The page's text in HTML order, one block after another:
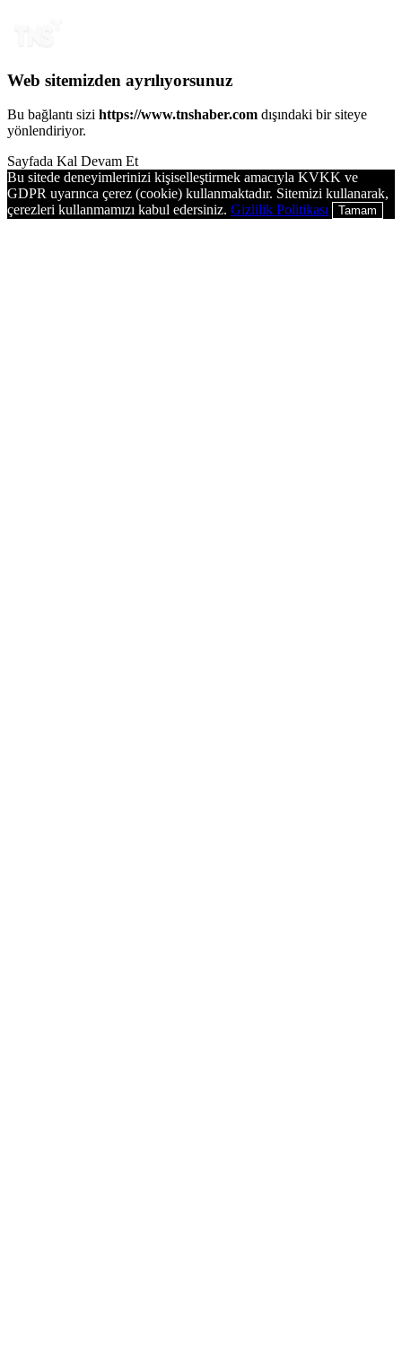
Web sitemizden ayrılıyorsunuz
Bu bağlantı sizi https://www.tnshaber.com dışındaki bir siteye
yönlendiriyor.
Sayfada Kal Devam Et
Bu sitede deneyimlerinizi kişiselleştirmek amacıyla KVKK ve
GDPR uyarınca çerez (cookie) kullanmaktadır. Sitemizi kullanarak,
çerezleri kullanmamızı kabul edersiniz. Gizlilik Politikası Tamam